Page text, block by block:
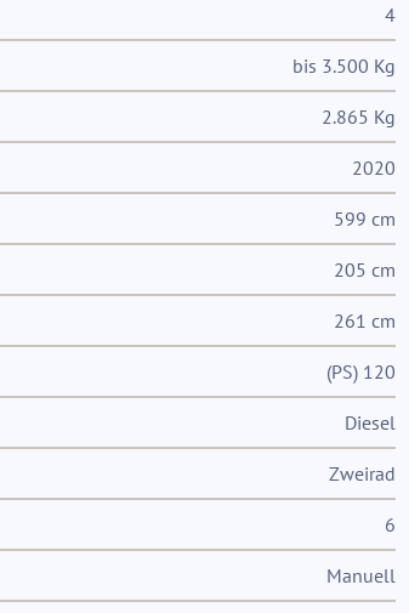
4
bis 3.500 Kg
2.865 Kg
2020
599 cm
205 cm
261 cm
(PS) 120
Diesel
Zweirad
6
Manuell